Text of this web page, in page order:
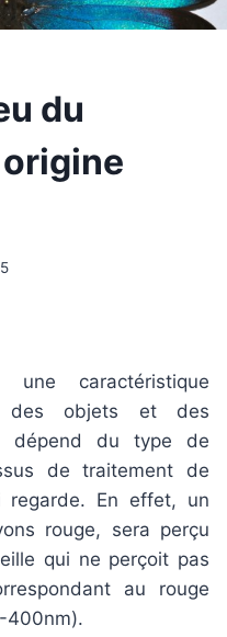
du
caractéristique
objets et des
dépend du type de
de traitement de
regarde. En effet, un
rouge, sera perçu
qui ne perçoit pas
au rouge
400nm).